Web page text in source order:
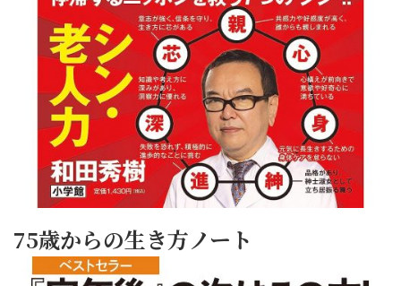
75歳からの生き方ノート